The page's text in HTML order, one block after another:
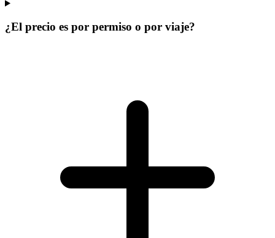
¿El precio es por permiso o por viaje?